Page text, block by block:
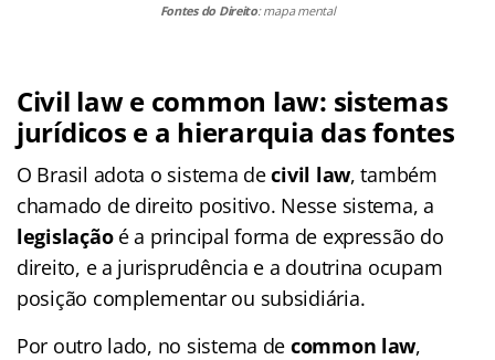
Fontes do Direito: mapa mental
Civil law e common law: sistemas
jurídicos e a hierarquia das fontes
O Brasil adota o sistema decivil law, também
chamado de direito positivo. Nesse sistema, a
legislação é a principal forma de expressão do
direito, e a jurisprudência e a doutrina ocupam
posição complementar ou subsidiária.
Por outro lado, no sistema de common law,